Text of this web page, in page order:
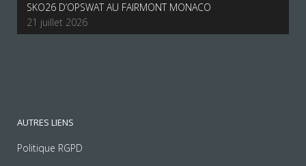
SKO26 D’OPSWAT AU FAIRMONT MONACO
21 juillet 2026
AUTRES LIENS
Politique RGPD